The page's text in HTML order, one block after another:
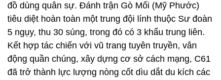
đồ dùng quân sự. Đánh trận Gò Mối (Mỹ Phước)
tiêu diệt hoàn toàn một trung đội lính thuộc Sư đoàn
5 ngụy, thu 30 súng, trong đó có 3 khẩu trung liên.
Kết hợp tác chiến với vũ trang tuyên truyền, vân
động quần chúng, xây dựng cơ sở cách mạng, C61
đã trở thành lực lượng nòng cốt dìu dắt du kích các